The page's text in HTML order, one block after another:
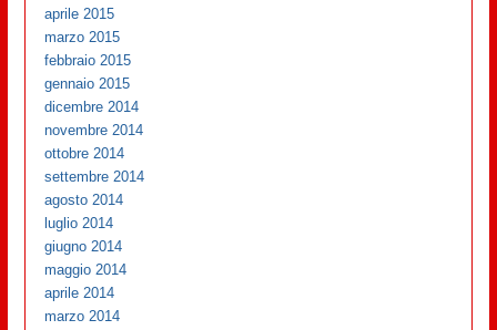
aprile 2015
marzo 2015
febbraio 2015
gennaio 2015
dicembre 2014
novembre 2014
ottobre 2014
settembre 2014
agosto 2014
luglio 2014
giugno 2014
maggio 2014
aprile 2014
marzo 2014